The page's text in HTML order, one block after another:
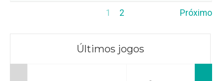
1 2 Próximo
Últimos jogos